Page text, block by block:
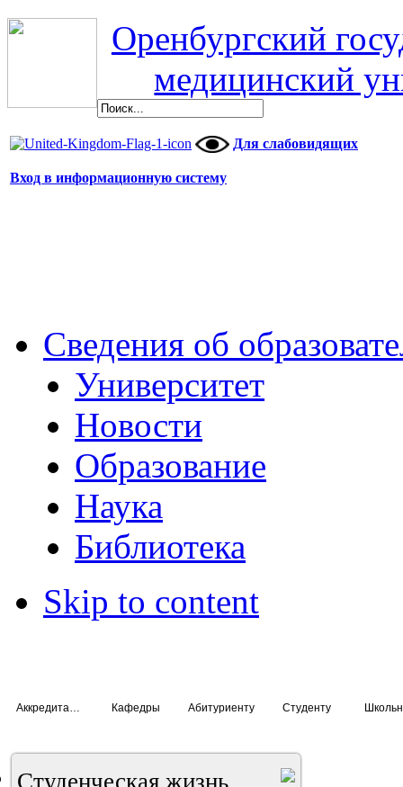
Оренбургский
медицинский
Для слабовидящих
Вход в информационную систему
Сведения об
Университет
Новости
Образование
Наука
Библиотека
Skip to content
Кафедры Абитуриенту Студенту
Студенческая жизнь